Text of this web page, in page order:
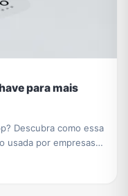
para mais
Descubra como essa
usada por empresas